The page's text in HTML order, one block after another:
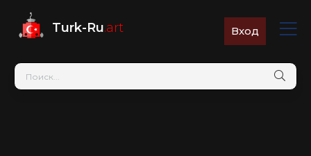
Turk-Ru.art Вход